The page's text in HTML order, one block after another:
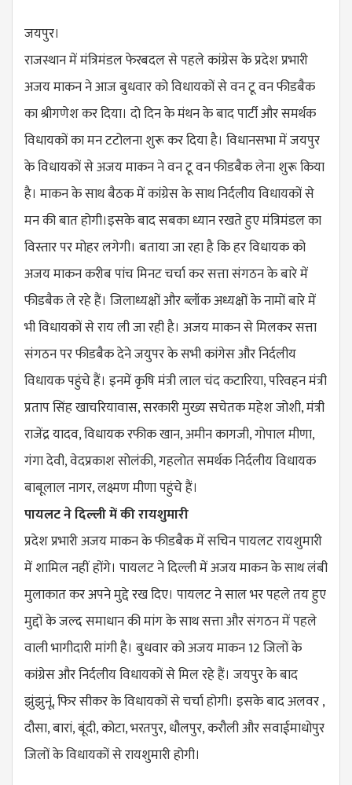
जयपुर।
राजस्थान में मंत्रिमंडल फेरबदल से पहले कांग्रेस के प्रदेश प्रभारी
अजय माकन ने आज बुधवार को विधायकों से वन टू वन फीडबैक
का श्रीगणेश कर दिया। दो दिन के मंथन के बाद पार्टी और समर्थक
विधायकों का मन टटोलना शुरू कर दिया है। विधानसभा में जयपुर
के विधायकों से अजय माकन ने वन टू वन फीडबैक लेना शुरू किया
है। माकन के साथ बैठक में कांग्रेस के साथ निर्दलीय विधायकों से
मन की बात होगी।इसके बाद सबका ध्यान रखते हुए मंत्रिमंडल का
विस्तार पर मोहर लगेगी। बताया जा रहा है कि हर विधायक को
अजय माकन करीब पांच मिनट चर्चा कर सत्ता संगठन के बारे में
फीडबैक ले रहे हैं। जिलाध्यक्षों और ब्लॉक अध्यक्षों के नामों बारे में
भी विधायकों से राय ली जा रही है। अजय माकन से मिलकर सत्ता
संगठन पर फीडबैक देने जयुपर के सभी कांगेस और निर्दलीय
विधायक पहुंचे हैं। इनमें कृषि मंत्री लाल चंद कटारिया, परिवहन मंत्री
प्रताप सिंह खाचरियावास, सरकारी मुख्य सचेतक महेश जोशी, मंत्री
राजेंद्र यादव, विधायक रफीक खान, अमीन कागजी, गोपाल मीणा,
गंगा देवी, वेदप्रकाश सोलंकी, गहलोत समर्थक निर्दलीय विधायक
बाबूलाल नागर, लक्ष्मण मीणा पहुंचे हैं।
पायलट ने दिल्ली में की रायशुमारी
प्रदेश प्रभारी अजय माकन के फीडबैक में सचिन पायलट रायशुमारी
में शामिल नहीं होंगे। पायलट ने दिल्ली में अजय माकन के साथ लंबी
मुलाकात कर अपने मुद्दे रख दिए। पायलट ने साल भर पहले तय हुए
मुद्दों के जल्द समाधान की मांग के साथ सत्ता और संगठन में पहले
वाली भागीदारी मांगी है। बुधवार को अजय माकन 12 जिलों के
कांग्रेस और निर्दलीय विधायकों से मिल रहे हैं। जयपुर के बाद
झुंझुनूं, फिर सीकर के विधायकों से चर्चा होगी। इसके बाद अलवर ,
दौसा, बारां, बूंदी, कोटा, भरतपुर, धौलपुर, करौली और सवाईमाधोपुर
जिलों के विधायकों से रायशुमारी होगी।